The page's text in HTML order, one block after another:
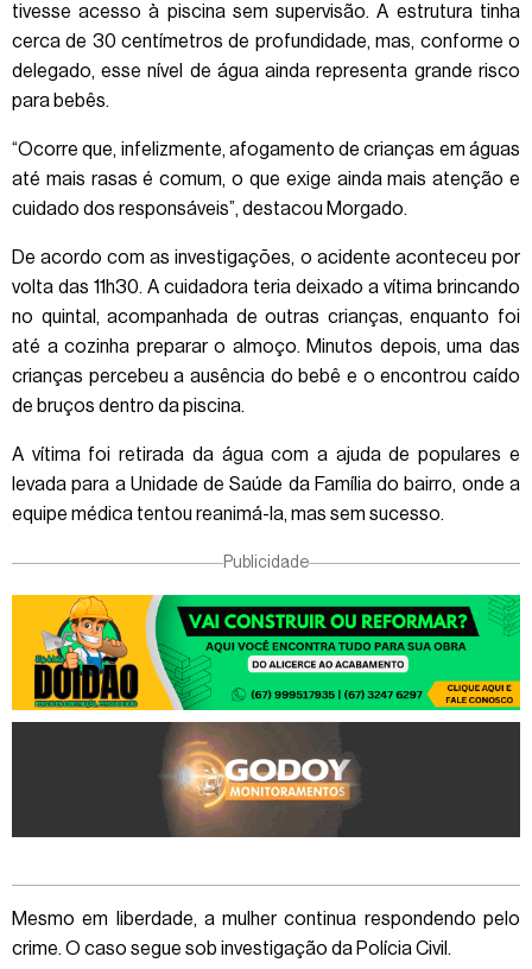
tivesse acesso à piscina sem supervisão. A estrutura tinha
cerca de 30 centímetros de profundidade, mas, conforme o
delegado, esse nível de água ainda representa grande risco
para bebês.
“Ocorre que, infelizmente, afogamento de crianças em águas
até mais rasas é comum, o que exige ainda mais atenção e
cuidado dos responsáveis”, destacou Morgado.
De acordo com as investigações, o acidente aconteceu por
volta das 11h30. A cuidadora teria deixado a vítima brincando
no quintal, acompanhada de outras crianças, enquanto foi
até a cozinha preparar o almoço. Minutos depois, uma das
crianças percebeu a ausência do bebê e o encontrou caído
de bruços dentro da piscina.
A vítima foi retirada da água com a ajuda de populares e
levada para a Unidade de Saúde da Família do bairro, onde a
equipe médica tentou reanimá-la, mas sem sucesso.
Publicidade
Mesmo em liberdade, a mulher continua respondendo pelo
crime. O caso segue sob investigação da Polícia Civil.